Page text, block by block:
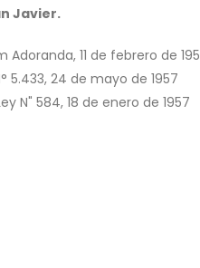
Javier.
Adoranda, 11 de febrero de
5.433, 24 de mayo de 1957
N" 584, 18 de enero de 1957